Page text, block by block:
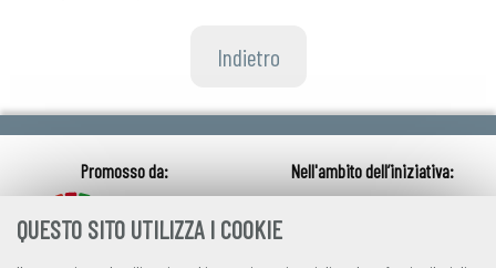
QUESTO SITO UTILIZZA I COOKIE
Indietro